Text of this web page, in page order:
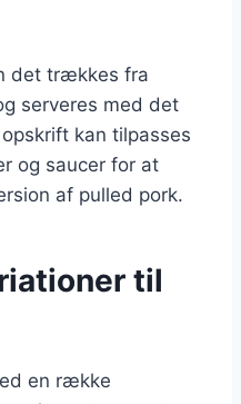
det trækkes fra
serveres med det
kan tilpasses
og saucer for at
af pulled pork.
til
en række